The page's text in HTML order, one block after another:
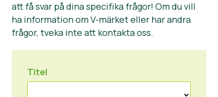
Bli certifierad
Icke livsmedel
Gastronomi
Om oss
Ta kontakt
Bli certifierad
Rapportera ett missbruk
Kundområde
att få svar på dina specifika frågor! Om du vill
ha information om V-märket eller har andra
frågor, tveka inte att kontakta oss.
Titel